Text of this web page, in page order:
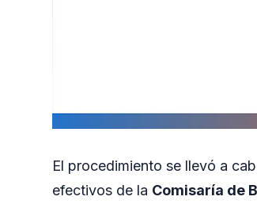
El procedimiento se llevó a
efectivos de la Comisaría de